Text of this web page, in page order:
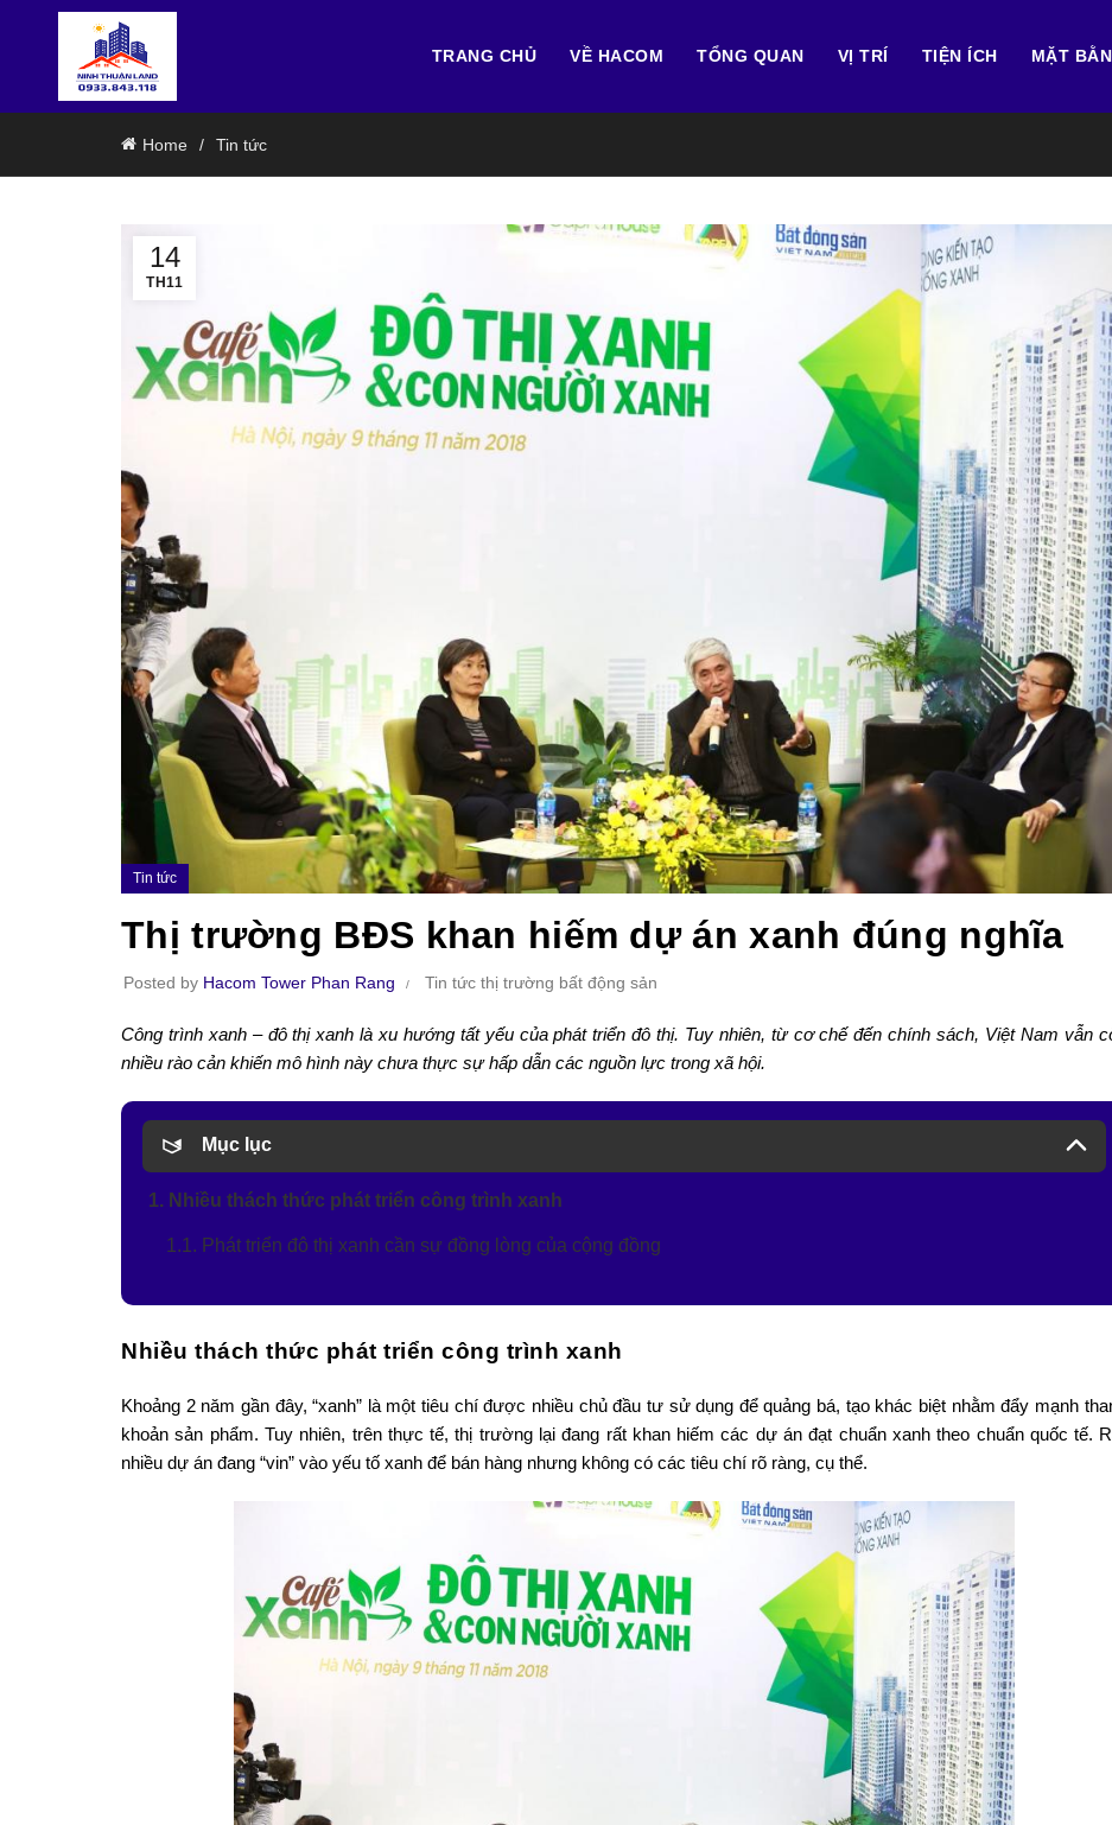
TRANG CHỦ VỀ HACOM TỔNG QUAN VỊ TRÍ TIỆN ÍCH MẶT
Home Tin tức
14
TH11
Tin tức
Thị trường BĐS khan hiếm dự án xanh đúng nghĩa
Posted by Hacom Tower Phan Rang Tin tức thị trường bất động sản
Công trình xanh – đô thị xanh là xu hướng tất yếu của phát triển đô thị. Tuy nhiên, từ cơ chế đến chính sách, Việt Nam vẫn
nhiều rào cản khiến mô hình này chưa thực sự hấp dẫn các nguồn lực trong xã hội.
Mục lục
1. Nhiều thách thức phát triển công trình xanh
1.1. Phát triển đô thị xanh cần sự đồng lòng của cộng đồng
Nhiều thách thức phát triển công trình xanh
Khoảng 2 năm gần đây, “xanh” là một tiêu chí được nhiều chủ đầu tư sử dụng để quảng bá, tạo khác biệt nhằm đẩy mạnh
khoản sản phẩm. Tuy nhiên, trên thực tế, thị trường lại đang rất khan hiếm các dự án đạt chuẩn xanh theo chuẩn quốc tế.
nhiều dự án đang “vin” vào yếu tố xanh để bán hàng nhưng không có các tiêu chí rõ ràng, cụ thể.